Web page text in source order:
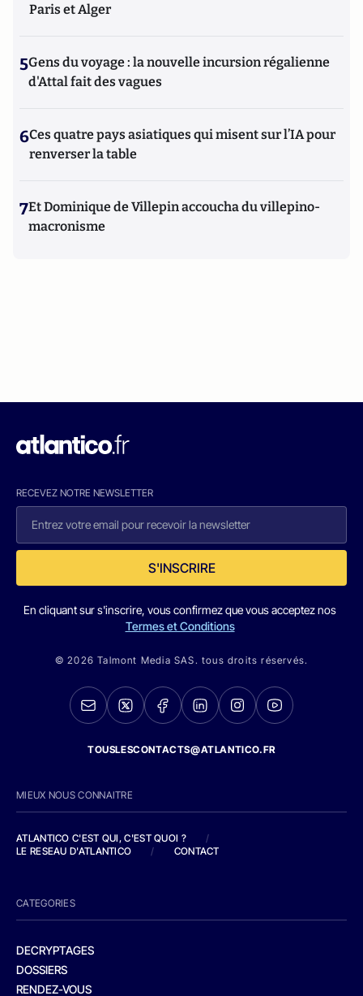
Paris et Alger
5Gens du voyage : la nouvelle incursion régalienne
d'Attal fait des vagues
6Ces quatre pays asiatiques qui misent sur l’IA pour
renverser la table
7Et Dominique de Villepin accoucha du villepino-
macronisme
RECEVEZ NOTRE NEWSLETTER
S'INSCRIRE
En cliquant sur s'inscrire, vous confirmez que vous acceptez nos
Termes et Conditions
© 2026 Talmont Media SAS. tous droits réservés.
TOUSLESCONTACTS@ATLANTICO.FR
MIEUX NOUS CONNAITRE
ATLANTICO C'EST QUI, C'EST QUOI ?
/
LE RESEAU D'ATLANTICO
/ CONTACT
CATEGORIES
DECRYPTAGES
DOSSIERS
RENDEZ-VOUS